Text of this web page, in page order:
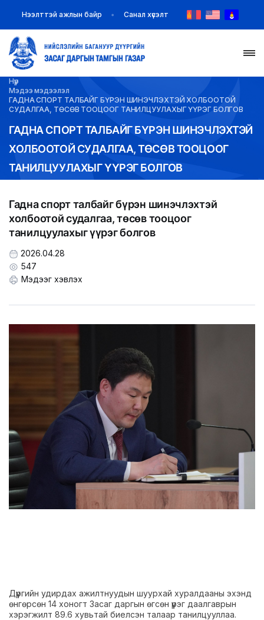
НҮҮР
МЭДЭЭ МЭДЭЭЛЭЛ
ЗАХИРАМЖ ШИЙДВЭР
ИЛ ТОД БАЙДАЛ
LEGAL.INFO
Нээлттэй ажлын байр Санал хүсэлт
Нүүр
Мэдээ мэдээлэл
ГАДНА СПОРТ ТАЛБАЙГ БҮРЭН ШИНЭЧЛЭХТЭЙ ХОЛБООТОЙ
СУДАЛГАА, ТӨСӨВ ТООЦООГ ТАНИЛЦУУЛАХЫГ ҮҮРЭГ БОЛГОВ
ГАДНА СПОРТ ТАЛБАЙГ БҮРЭН ШИНЭЧЛЭХТЭЙ
ХОЛБООТОЙ СУДАЛГАА, ТӨСӨВ ТООЦООГ
ТАНИЛЦУУЛАХЫГ ҮҮРЭГ БОЛГОВ
Гадна спорт талбайг бүрэн шинэчлэхтэй
холбоотой судалгаа, төсөв тооцоог
танилцуулахыг үүрэг болгов
2026.04.28
547
Мэдээг хэвлэх
Дүүргийн удирдах ажилтнуудын шуурхай хуралдааны эхэнд
өнгөрсөн 14 хоногт Засаг даргын өгсөн үүрэг даалгаврын
хэрэгжилт 89.6 хувьтай биелсэн талаар танилцууллаа.